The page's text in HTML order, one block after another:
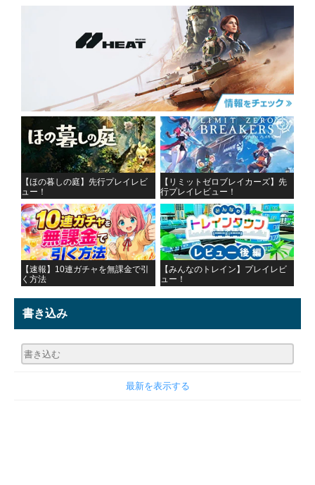
【ほの暮しの庭】先行プレイレビ
ュー！
【リミットゼロブレイカーズ】先
行プレイレビュー！
【速報】10連ガチャを無課金で引
く方法
【みんなのトレイン】プレイレビ
ュー！
書き込み
最新を表示する